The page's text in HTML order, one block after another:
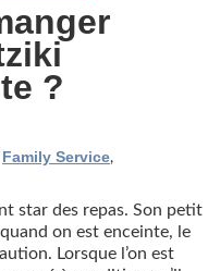
?
Family Service,
star des repas. Son petit
on est enceinte, le
Lorsque l’on est